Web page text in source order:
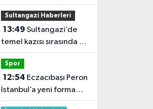
Şampiyonası'na Riva'da
hazırlanıyor
Sultangazi Haberleri
13:49
temel kazısı sırasında 2
bina tahliye edildi
Spor
12:54
İstanbul’a yeni forma
sponsoru